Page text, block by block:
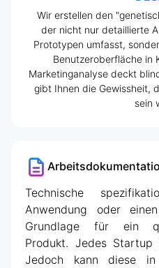
Wir erstellen den
der nicht nur detaillierte
Prototypen umfasst,
Benutzeroberfläche in
Marketinganalyse deckt
gibt Ihnen die Gewissheit,
sein
Technische
Anwendung oder
Grundlage für ein
Produkt. Jedes
Jedoch kann diese